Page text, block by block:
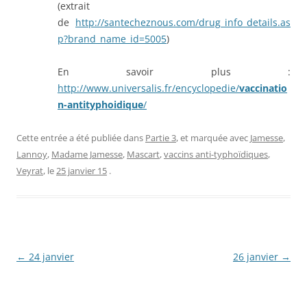
(extrait
de http://santecheznous.com/drug_info_details.as
p?brand_name_id=5005)
En savoir plus :
http://www.universalis.fr/encyclopedie/vaccinatio
n-antityphoidique/
Cette entrée a été publiée dans Partie 3, et marquée avec Jamesse,
Lannoy, Madame Jamesse, Mascart,vaccins anti-typhoïdiques,
Veyrat, le25 janvier 15 .
Navigation
← 24 janvier 26 janvier →